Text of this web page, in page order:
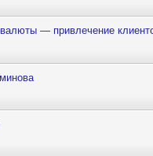
— привлечение